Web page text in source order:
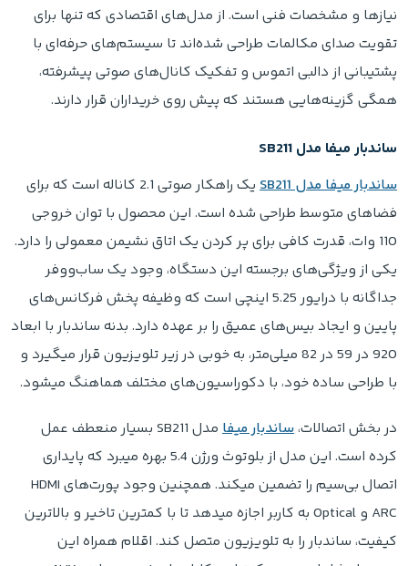
نیازها و مشخصات فنی است. از مدل‌های اقتصادی که تنها برای
تقویت صدای مکالمات طراحی شده‌اند تا سیستم‌های حرفه‌ای با
پشتیبانی از دالبی اتموس و تفکیک کانال‌های صوتی پیشرفته،
همگی گزینه‌هایی هستند که پیش روی خریداران قرار دارند.
ساندبار میفا مدل SB211
ساندبار میفا مدل SB211
یک راهکار صوتی 2.1 کاناله است که برای
فضاهای متوسط طراحی شده است. این محصول با توان خروجی
110 وات، قدرت کافی برای پر کردن یک اتاق نشیمن معمولی را دارد.
یکی از ویژگی‌های برجسته این دستگاه، وجود یک ساب‌ووفر
جداگانه با درایور 5.25 اینچی است که وظیفه پخش فرکانس‌های
پایین و ایجاد بیس‌های عمیق را بر عهده دارد. بدنه ساندبار با ابعاد
920 در 59 در 82 میلی‌متر، به خوبی در زیر تلویزیون قرار میگیرد و
با طراحی ساده خود، با دکوراسیون‌های مختلف هماهنگ میشود.
در بخش اتصالات،ساندبار میفا
مدل SB211 بسیار منعطف عمل
کرده است. این مدل از بلوتوث ورژن 5.4 بهره میبرد که پایداری
اتصال بی‌سیم را تضمین میکند. همچنین وجود پورت‌های HDMI
ARC و Optical به کاربر اجازه میدهد تا با کمترین تاخیر و بالاترین
کیفیت، ساندبار را به تلویزیون متصل کند. اقلام همراه این